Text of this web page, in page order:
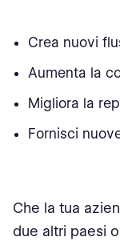
Crea nuovi
Aumenta la
Migliora la
Fornisci
Che la tua
due altri paesi